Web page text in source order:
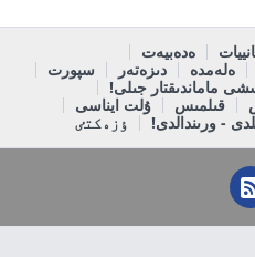
ەدەبيەت
ەلەمدە دىزەتەر
سپورت
ماماندىقتار جىلى!
قىلمىس
ۇلت ايناسى
- ورىندالدى! ٶزەكتٸ